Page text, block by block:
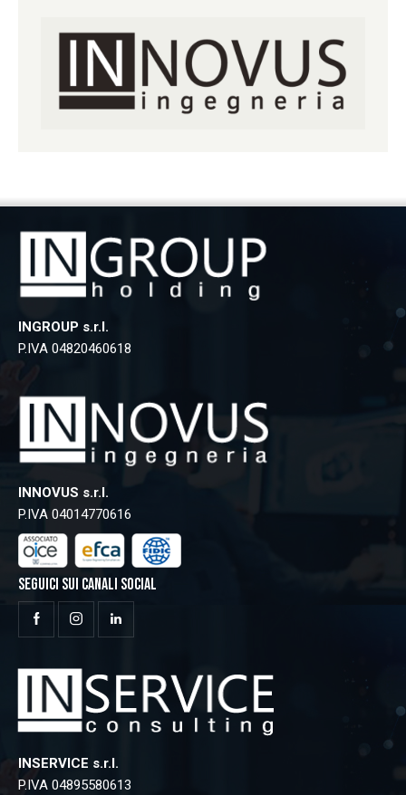
INGROUP s.r.l.
P.IVA 04820460618
INNOVUS s.r.l.
P.IVA 04014770616
SEGUICI SUI CANALI SOCIAL
INSERVICE s.r.l.
P.IVA 04895580613